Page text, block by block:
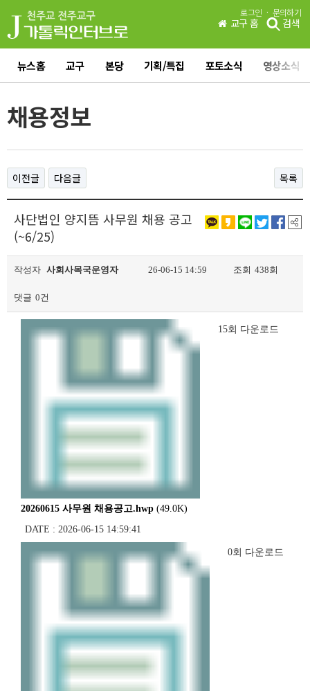
로그인 · 문의하기
교구 홈 검색
뉴스홈 교구 본당 기획/특집 포토소식 영상소식
채용정보
이전글 다음글 목록
사단법인 양지뜸 사무원 채용 공고
(~6/25)
작성자 사회사목국운영자 26-06-15 14:59 조회 438회
댓글 0건
20260615 사무원 채용공고.hwp (49.0K)
15회 다운로드
DATE : 2026-06-15 14:59:41
0회 다운로드